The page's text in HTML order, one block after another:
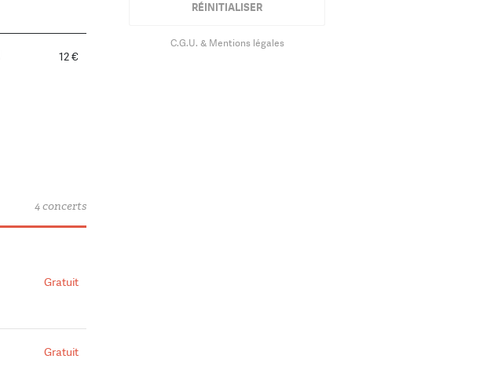
12 €
4 concerts
Gratuit
Gratuit
RÉINITIALISER
C.G.U. & Mentions légales